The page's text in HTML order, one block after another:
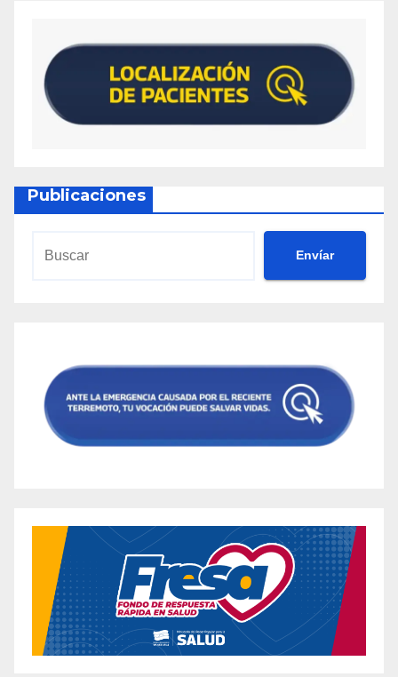
Publicaciones
Envíar